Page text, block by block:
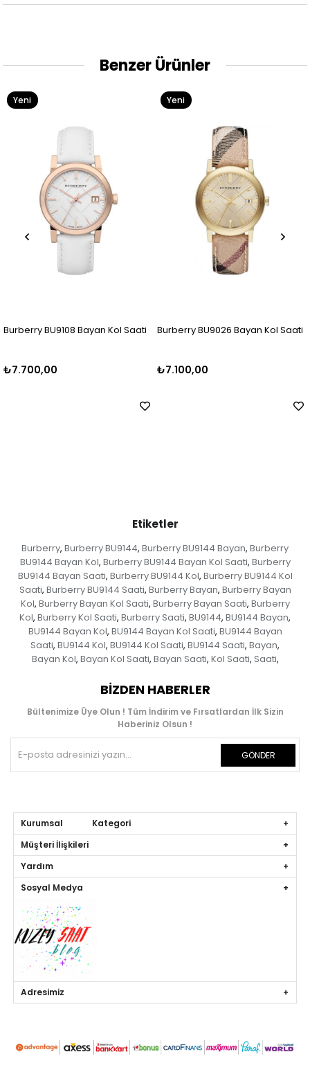
Benzer Ürünler
Kol Saati Burberry BU9026 Bayan Kol Saati Burberry BU9039
Etiketler
Burberry, Burberry BU9144, Burberry BU9144 Bayan, Burberry
BU9144 Bayan Kol, Burberry BU9144 Bayan Kol Saati, Burberry
BU9144 Bayan Saati, Burberry BU9144 Kol, Burberry BU9144 Kol
Saati, Burberry BU9144 Saati, Burberry Bayan, Burberry Bayan
Kol, Burberry Bayan Kol Saati, Burberry Bayan Saati, Burberry
Kol, Burberry Kol Saati, Burberry Saati, BU9144, BU9144 Bayan,
BU9144 Bayan Kol, BU9144 Bayan Kol Saati, BU9144 Bayan
Saati, BU9144 Kol, BU9144 Kol Saati, BU9144 Saati, Bayan,
Bayan Kol, Bayan Kol Saati, Bayan Saati, Kol Saati, Saati,
BIZDEN HABERLER
Bültenimize Üye Olun ! Tüm İndirim ve Fırsatlardan İlk Sizin
Haberiniz Olsun !
GÖNDER
Kurumsal Kategori
Müşteri İlişkileri
Yardım
Sosyal Medya
Adresimiz